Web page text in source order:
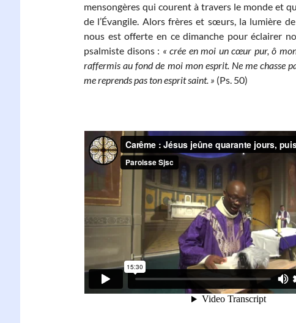
mensongères qui courent à travers le monde et
de l’Évangile. Alors frères et sœurs, la lumière
nous est offerte en ce dimanche pour éclairer
psalmiste disons : « crée en moi un cœur pur, ô
raffermis au fond de moi mon esprit. Ne me chasse
me reprends pas ton esprit saint. » (Ps. 50)